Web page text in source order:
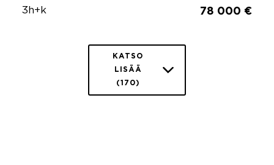
3h+k 78 000 €
KATSO
LISÄÄ
(170)